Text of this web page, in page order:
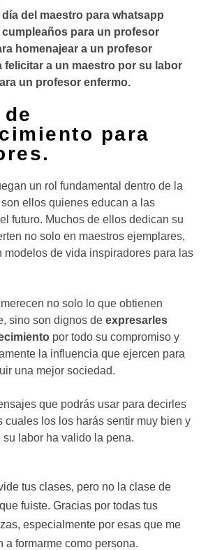
día del maestro para whatsapp
cumpleaños para un profesor
homenajear a un profesor
felicitar a un maestro por su labor
un profesor enfermo.
para
un rol fundamental dentro de la
ellos quienes educan a las
futuro. Muchos de ellos dedican su
no solo en maestros ejemplares,
modelos de vida inspiradores para las
no solo lo que obtienen
sino son dignos de expresarles
por todo su compromiso y
la influencia que ejercen para
una mejor sociedad.
que podrás usar para decirles
cuales los los harás sentir muy bien y
su labor ha valido la pena.
tus clases, pero no la clase de
fuiste. Gracias por todas tus
especialmente por esas que me
a formarme como persona.